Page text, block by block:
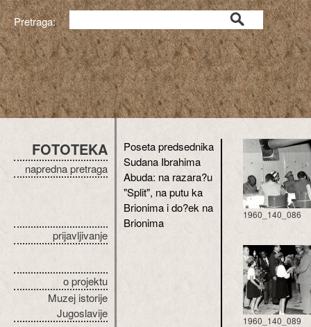
Pretraga:
FOTOTEKA
napredna pretraga
prijavljivanje
o projektu
Muzej istorije
Jugoslavije
Poseta predsednika
Sudana Ibrahima
Abuda: na razara?u
"Split", na putu ka
Brionima i do?ek na
Brionima
1960_140_086
1960_140_089